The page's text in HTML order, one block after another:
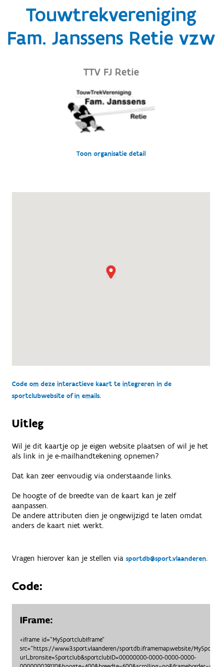
Touwtrekvereniging
Fam. Janssens Retie vzw
TTV FJ Retie
Toon organisatie detail
Code om deze interactieve kaart te integreren in de
sportclubwebsite of in emails.
Uitleg
Wil je dit kaartje op je eigen website plaatsen of wil je het
als link in je e-mailhandtekening opnemen?
Dat kan zeer eenvoudig via onderstaande links.
De hoogte of de breedte van de kaart kan je zelf
aanpassen.
De andere attributen dien je ongewijzigd te laten omdat
anders de kaart niet werkt.
Vragen hierover kan je stellen via sportdb@sport.vlaanderen.
Code:
IFrame:
<iframe id="MySportclubIframe"
src="https://www3.sport.vlaanderen/sportdb.iframemap.website/
url_bronsite=Sportclub&sportclubID=00000000-0000-0000-0000-